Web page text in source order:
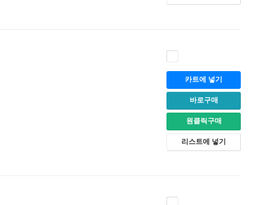
카트에 넣기
바로구매
원클릭구매
리스트에 넣기